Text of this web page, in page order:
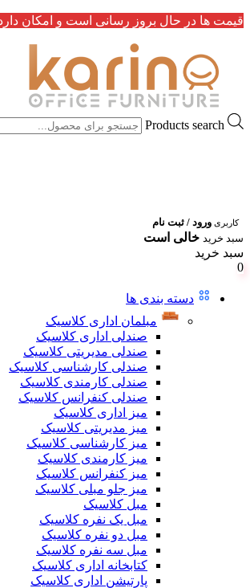
قیمت ها در حال بروز رسانی است و امکان
Products search
کاربری ورود / ثبت نام
سبد خرید خالی است
سبد خرید
0
دسته بندی ها
مبلمان اداری کلاسیک
صندلی اداری کلاسیک
صندلی مدیریتی کلاسیک
صندلی کارشناسی کلاسیک
صندلی کارمندی کلاسیک
صندلی کنفرانس کلاسیک
میز اداری کلاسیک
میز مدیریتی کلاسیک
میز کارشناسی کلاسیک
میز کارمندی کلاسیک
میز کنفرانس کلاسیک
میز جلو مبلی کلاسیک
مبل کلاسیک
مبل یک نفره کلاسیک
مبل دو نفره کلاسیک
مبل سه نفره کلاسیک
کتابخانه اداری کلاسیک
پارتیشن اداری کلاسیک